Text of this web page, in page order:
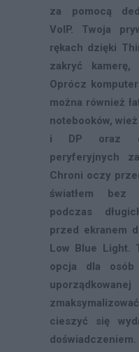
za pomocą
VoIP. Twoja
rękach dzięki
zakryć
Oprócz
można również
notebooków,
i DP oraz
peryferyjnych
Chroni oczy
światłem bez
podczas
przed ekranem
Low Blue Light.
opcja dla
cieszyć się
doświadczeniem.